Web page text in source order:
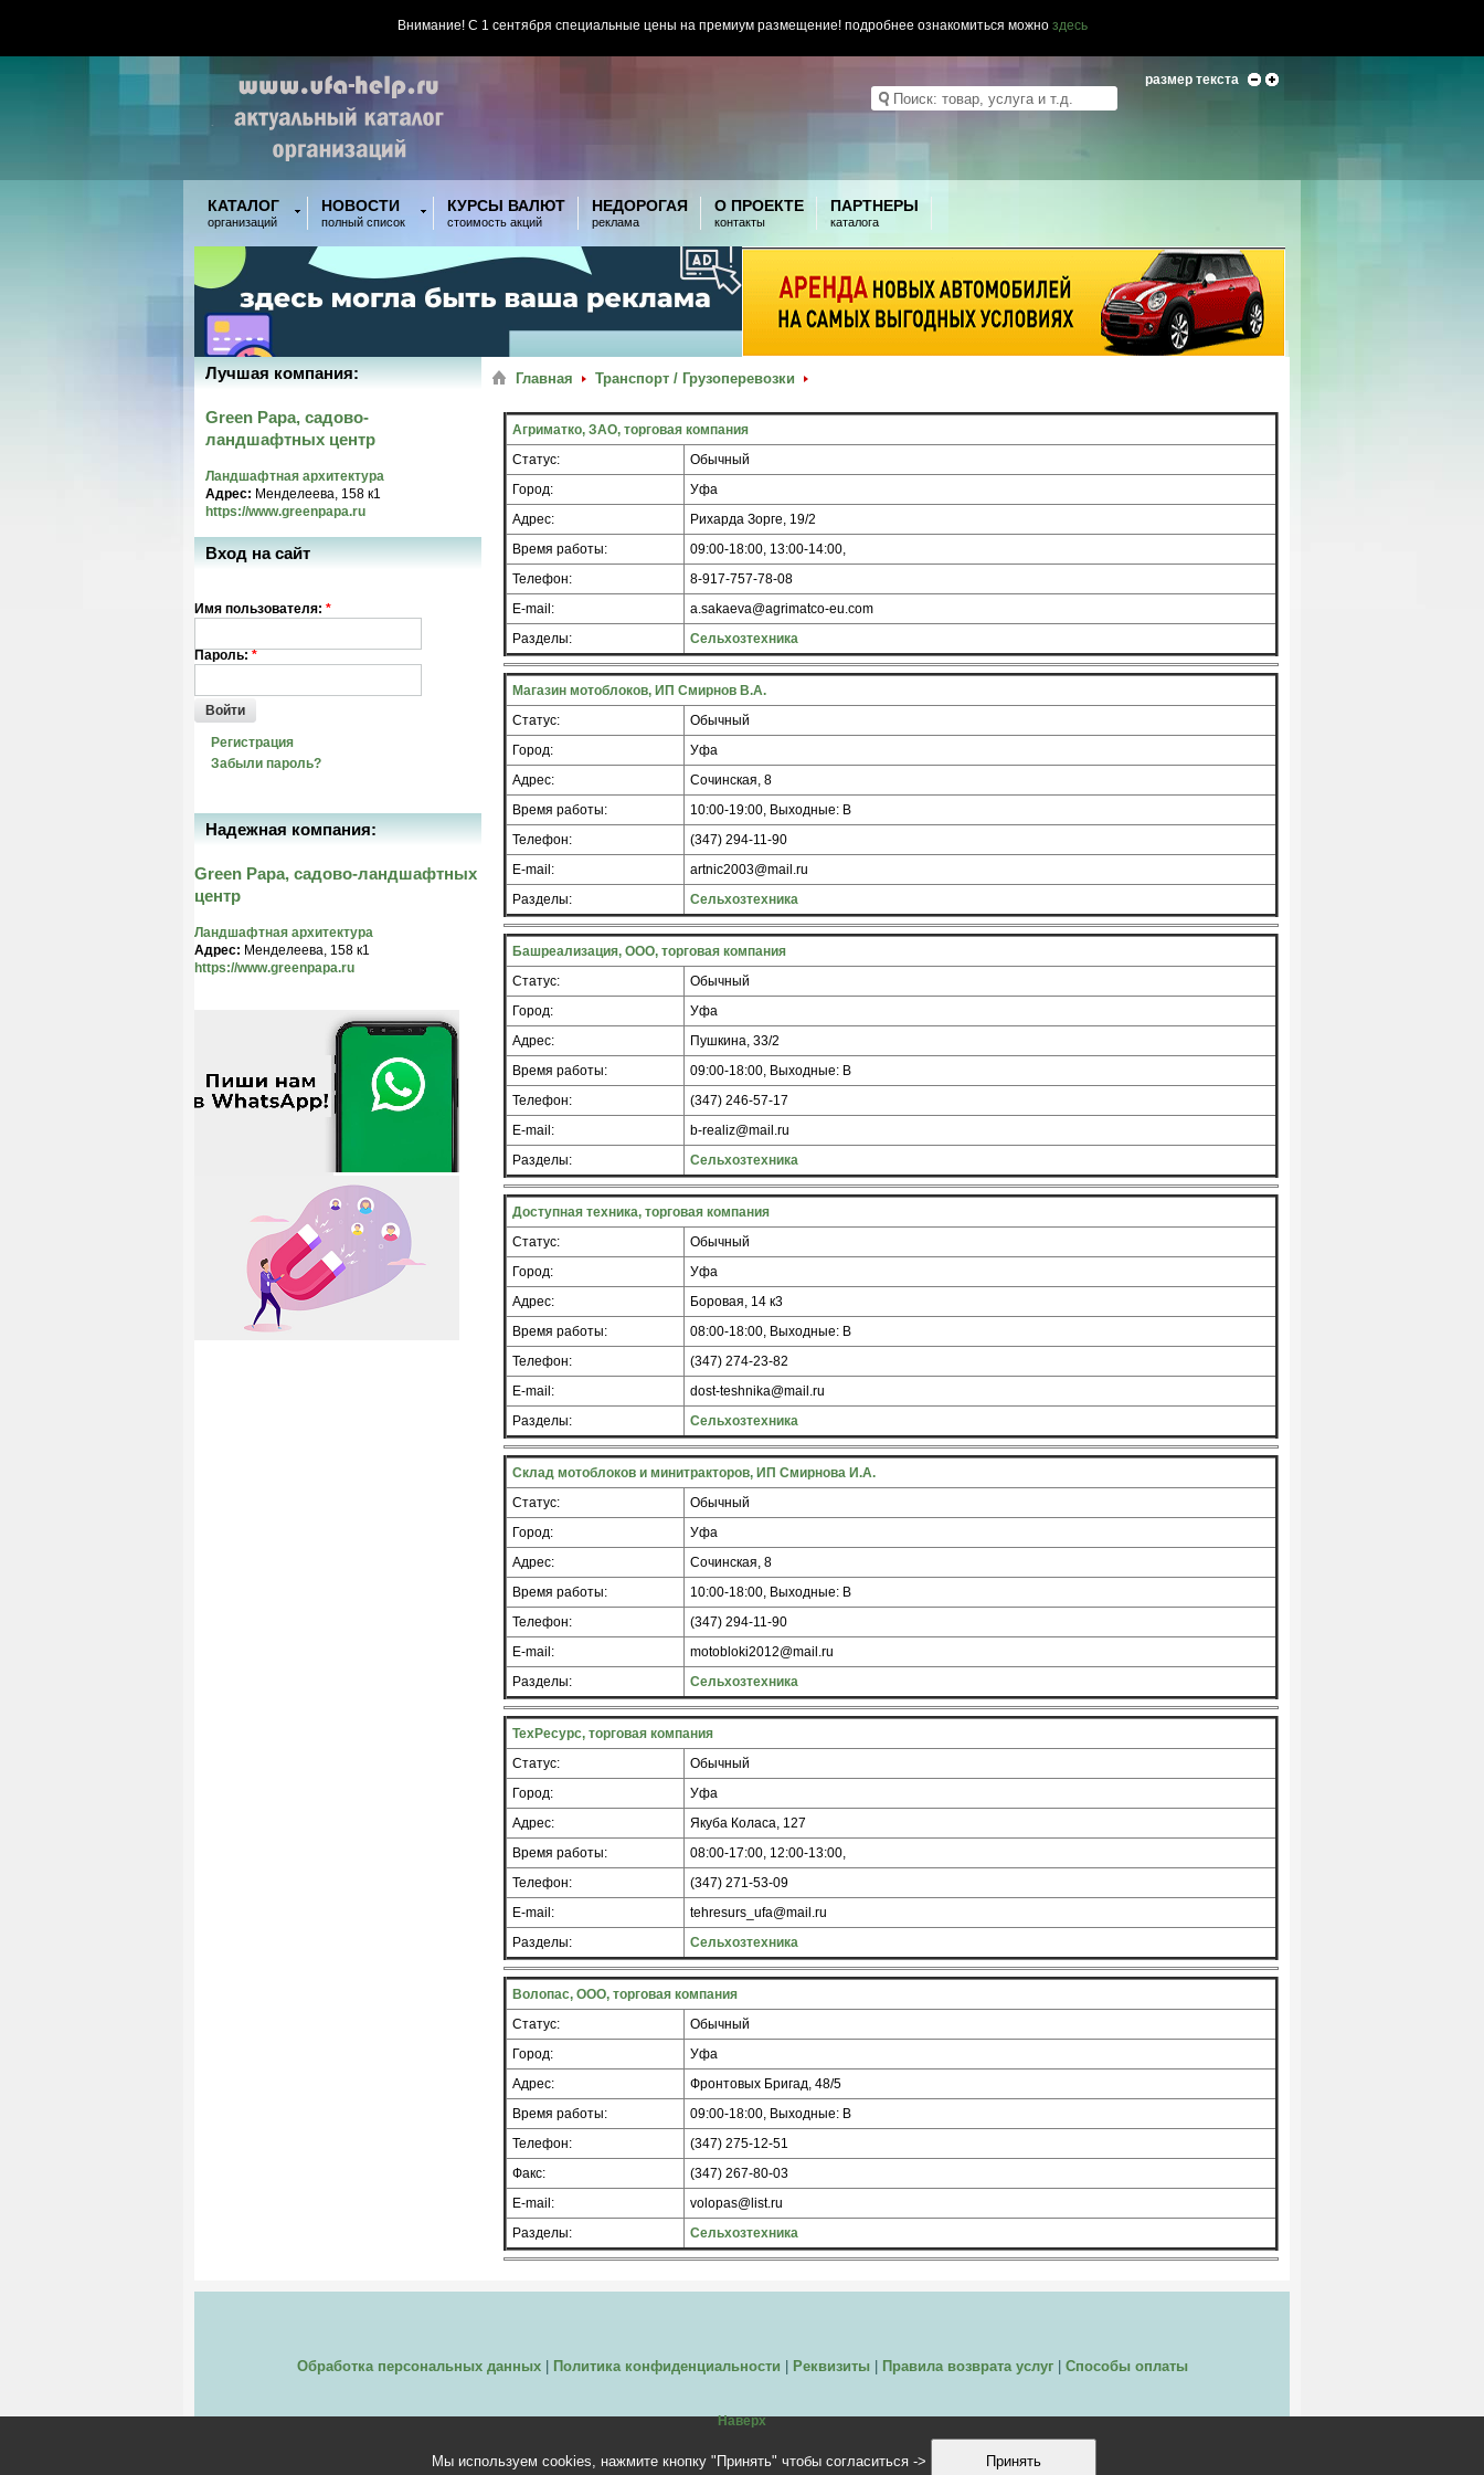
Внимание! С 1 сентября специальные цены на премиум размещение! подробнее ознакомиться можно здесь
размер текста
КАТАЛОГ
организаций
НОВОСТИ
полный список
КУРСЫ ВАЛЮТ
стоимость акций
НЕДОРОГАЯ
реклама
О ПРОЕКТЕ
контакты
ПАРТНЕРЫ
каталога
Главная Транспорт / Грузоперевозки
Агриматко, ЗАО, торговая компания
Статус:
Обычный
Город:
Уфа
Адрес:
Рихарда Зорге, 19/2
Время работы:
09:00-18:00, 13:00-14:00,
Телефон:
8-917-757-78-08
E-mail:
a.sakaeva@agrimatco-eu.com
Разделы:
Сельхозтехника
Магазин мотоблоков, ИП Смирнов В.А.
Статус:
Обычный
Город:
Уфа
Адрес:
Сочинская, 8
Время работы:
10:00-19:00, Выходные: В
Телефон:
(347) 294-11-90
E-mail:
artnic2003@mail.ru
Разделы:
Сельхозтехника
Башреализация, ООО, торговая компания
Статус:
Обычный
Город:
Уфа
Адрес:
Пушкина, 33/2
Время работы:
09:00-18:00, Выходные: В
Телефон:
(347) 246-57-17
E-mail:
b-realiz@mail.ru
Разделы:
Сельхозтехника
Доступная техника, торговая компания
Статус:
Обычный
Город:
Уфа
Адрес:
Боровая, 14 к3
Время работы:
08:00-18:00, Выходные: В
Телефон:
(347) 274-23-82
E-mail:
dost-teshnika@mail.ru
Разделы:
Сельхозтехника
Склад мотоблоков и минитракторов, ИП Смирнова И.А.
Статус:
Обычный
Город:
Уфа
Адрес:
Сочинская, 8
Время работы:
10:00-18:00, Выходные: В
Телефон:
(347) 294-11-90
E-mail:
motobloki2012@mail.ru
Разделы:
Сельхозтехника
ТехРесурс, торговая компания
Статус:
Обычный
Город:
Уфа
Адрес:
Якуба Коласа, 127
Время работы:
08:00-17:00, 12:00-13:00,
Телефон:
(347) 271-53-09
E-mail:
tehresurs_ufa@mail.ru
Разделы:
Сельхозтехника
Волопас, ООО, торговая компания
Статус:
Обычный
Город:
Уфа
Адрес:
Фронтовых Бригад, 48/5
Время работы:
09:00-18:00, Выходные: В
Телефон:
(347) 275-12-51
Факс:
(347) 267-80-03
E-mail:
volopas@list.ru
Разделы:
Сельхозтехника
Лучшая компания:
Green Papa, садово-
ландшафтных центр
Ландшафтная архитектура
Адрес: Менделеева, 158 к1
https://www.greenpapa.ru
Вход на сайт
Имя пользователя: *
Пароль: *
Войти
Регистрация
Забыли пароль?
Надежная компания:
Green Papa, садово-ландшафтных
центр
Ландшафтная архитектура
Адрес: Менделеева, 158 к1
https://www.greenpapa.ru
Обработка персональных данных| Политика конфиденциальности Реквизиты| Правила возврата услуг| Способы оплаты
Наверх
Мы используем cookies, нажмите кнопку "Принять" чтобы согласиться -> Принять